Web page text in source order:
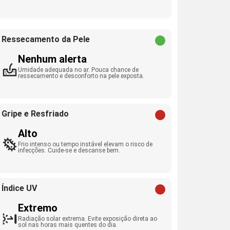
Ressecamento da Pele
Nenhum alerta
Umidade adequada no ar. Pouca chance de
ressecamento e desconforto na pele exposta.
Gripe e Resfriado
Alto
Frio intenso ou tempo instável elevam o risco de
infecções. Cuide-se e descanse bem.
Índice UV
Extremo
Radiação solar extrema. Evite exposição direta ao
sol nas horas mais quentes do dia.